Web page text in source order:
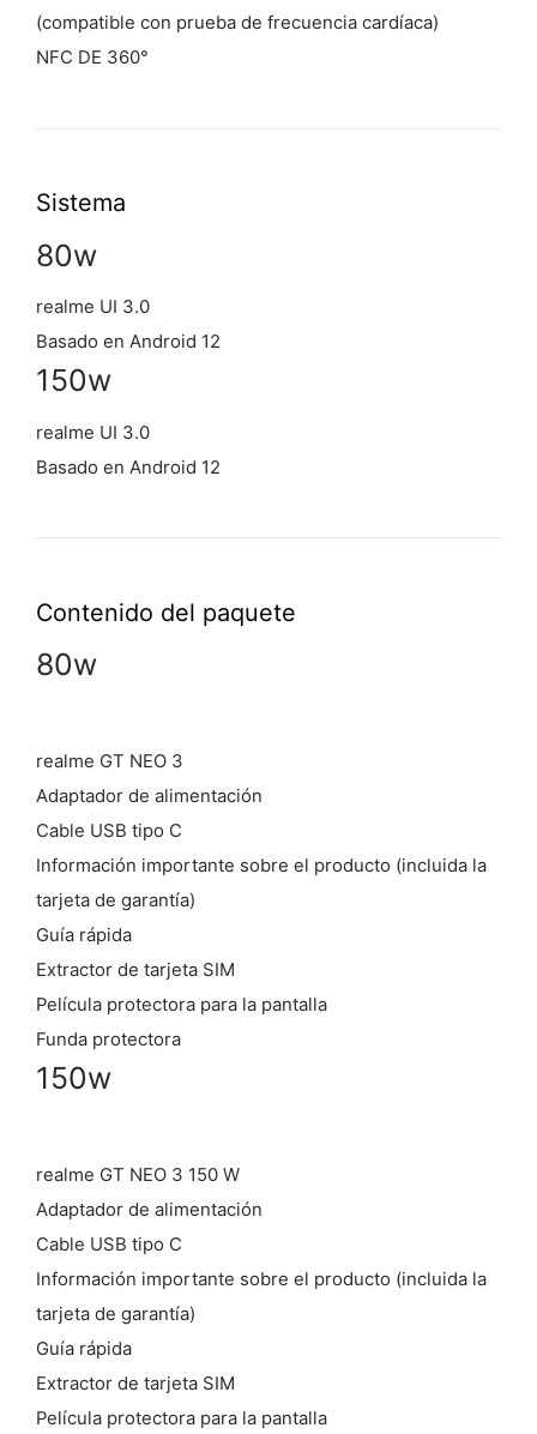
(compatible con prueba de frecuencia cardíaca)
NFC DE 360°
Sistema
80w
realme UI 3.0
Basado en Android 12
150w
realme UI 3.0
Basado en Android 12
Contenido del paquete
80w
realme GT NEO 3
Adaptador de alimentación
Cable USB tipo C
Información importante sobre el producto (incluida la
tarjeta de garantía)
Guía rápida
Extractor de tarjeta SIM
Película protectora para la pantalla
Funda protectora
150w
realme GT NEO 3 150 W
Adaptador de alimentación
Cable USB tipo C
Información importante sobre el producto (incluida la
tarjeta de garantía)
Guía rápida
Extractor de tarjeta SIM
Película protectora para la pantalla